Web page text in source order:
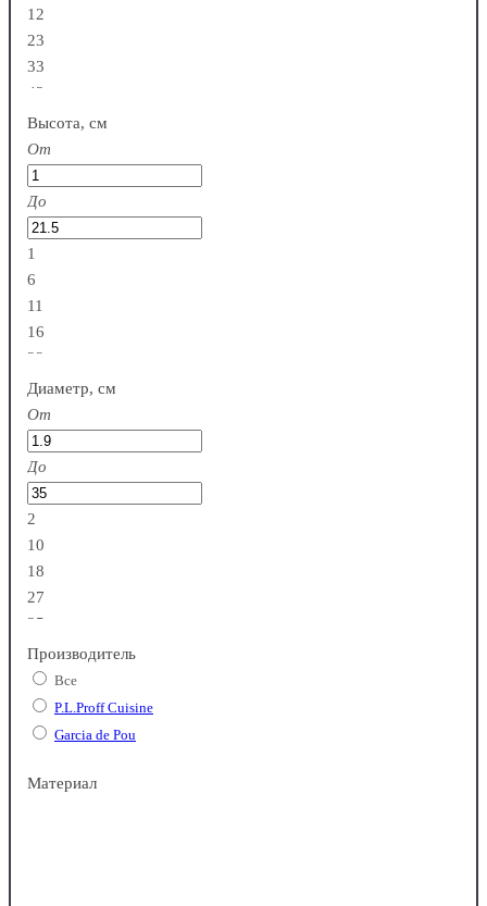
12
23
33
43
Высота, см
От
До
1
6
11
16
22
Диаметр, см
От
До
2
10
18
27
35
Производитель
Все
P.L.Proff Cuisine
Garcia de Pou
Материал